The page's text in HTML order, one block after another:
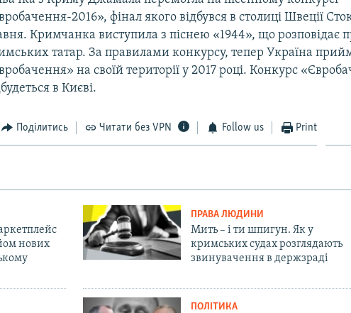
2016», фінал якого відбувся в столиці Швеції
Кримчанка виступила з піснею «1944», що розповідає
татар. За правилами конкурсу, тепер Україна
на своїй території у 2017 році. Конкурс
в Києві.
Поділитись Читати без VPN Follow us Print
нових
ПРАВА ЛЮДИНИ
Мить – і ти шпигун. Як у
кримських судах розглядають
звинувачення в держзраді
ПОЛІТИКА